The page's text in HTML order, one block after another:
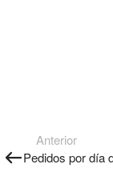
Anterior
Pedidos por día